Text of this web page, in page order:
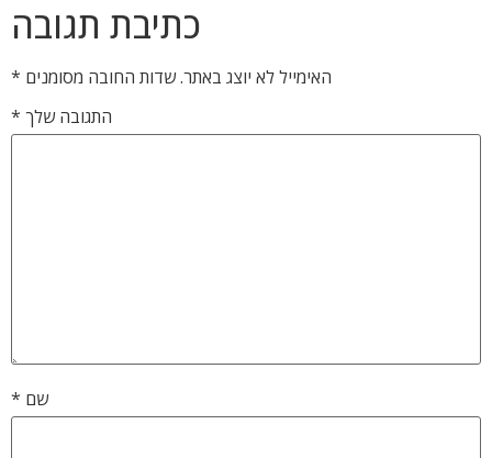
כתיבת תגובה
האימייל לא יוצג באתר.שדות החובה מסומנים *
התגובה שלך *
שם *